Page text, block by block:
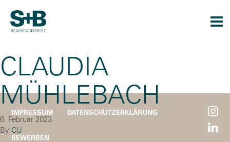
CLAUDIA
MÜHLEBACH
6. Februar 2023
By CU
IMPRESSUM DATENSCHUTZERKLÄRUNG
BEWERBEN